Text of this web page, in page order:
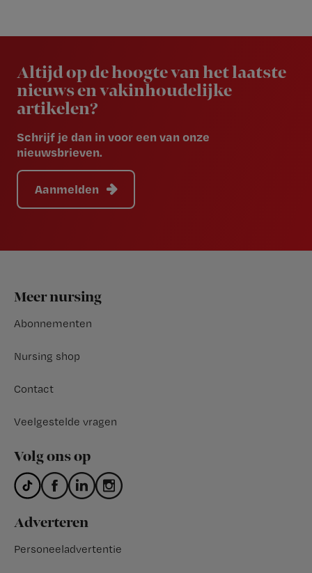
Altijd op de hoogte van het laatste
nieuws en vakinhoudelijke
artikelen?
Schrijf je dan in voor een van onze
nieuwsbrieven.
Aanmelden
Footer
Meer nursing
Abonnementen
Nursing shop
Contact
Veelgestelde vragen
Volg ons op
Adverteren
Personeeladvertentie